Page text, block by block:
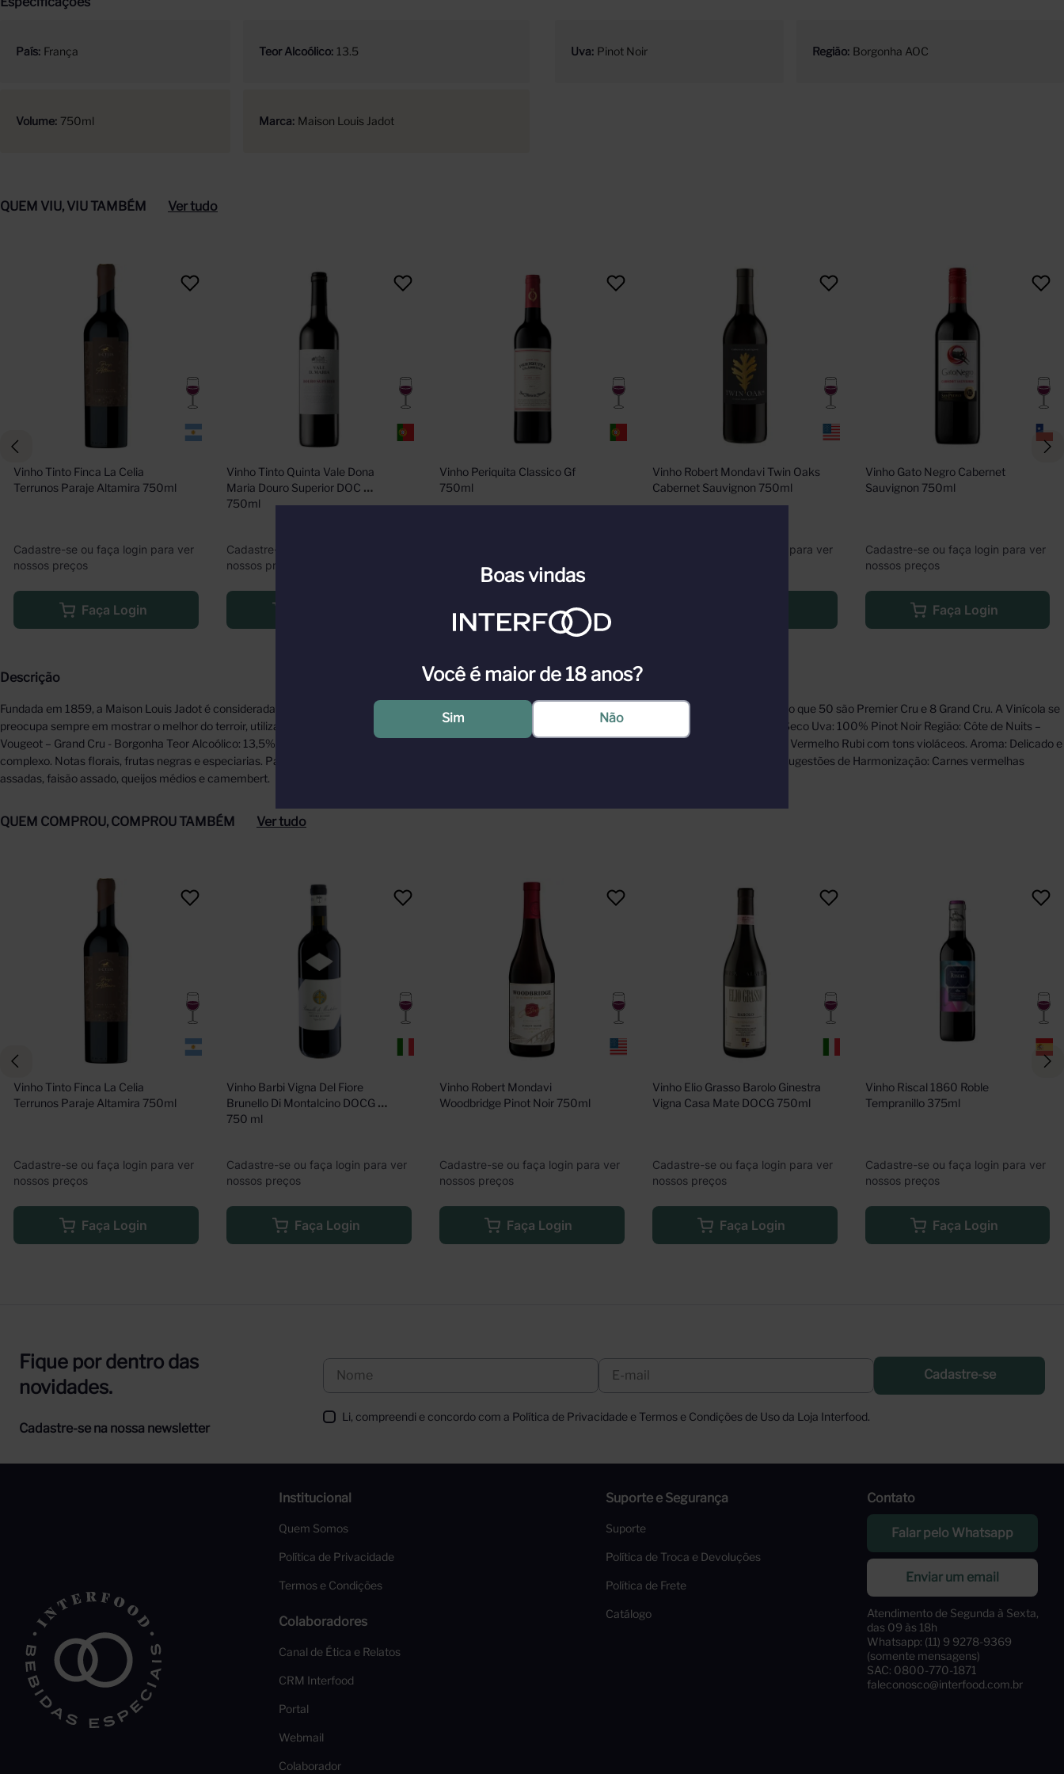
País França Teor Alcoólico 13.5 Uva Pinot Noir Região Borgonha AOC
Volume 750ml Marca Maison Louis Jadot
QUEM VIU, VIU TAMBÉM Ver tudo
Vinho Tinto Finca La Celia
Terrunos Paraje Altamira 750ml
Cadastre-se ou faça login para ver
nossos preços
Faça Login
Vinho Tinto Quinta Vale Dona
Maria Douro Superior DOC
750ml
Cadastre-se ou faça login para ver
nossos preços
Vinho Periquita Classico Gf
750ml
nossos preços
Faça Login
Vinho Robert Mondavi Twin Oaks
Cabernet Sauvignon 750ml
Cadastre-se ou faça login para ver
Vinho Gato Negro Cabernet
Sauvignon 750ml
Cadastre-se ou faça login para ver
nossos preços
Faça Login
Descrição
Fundada em 1859, a Maison Louis Jadot é considerada uma das melhores produtoras de vinho do mundo e a melhor da Borgonha. Possui 230 hectares, sendo que 50 são Premier Cru e 8 Grand Cru. A Vinícola se
preocupa sempre em mostrar o melhor do terroir, utilizando leveduras naturais presentes nas cascas das uvas como diferencial. Ficha Técnica Tipo: Tinto e Seco Uva: 100% Pinot Noir Região: Côte de Nuits –
Vougeot – Grand Cru - Borgonha Teor Alcoólico: 13,5% Amadurecimento: 18 meses em barricas de carvalho francês. Temperatura ideal: 16°C a 18°C Visual: Vermelho Rubi com tons violáceos. Aroma: Delicado e
complexo. Notas florais, frutas negras e especiarias. Paladar: Taninos delicados e macios com boa acidez. Persistência média, elegante. Corpo: Encorpado. Sugestões de Harmonização: Carnes vermelhas
assadas, faisão assado, queijos médios e camembert.
QUEM COMPROU, COMPROU TAMBÉM Ver tudo
Vinho Tinto Finca La Celia
Terrunos Paraje Altamira 750ml
Cadastre-se ou faça login para ver
nossos preços
Faça Login
Vinho Barbi Vigna Del Fiore
Brunello Di Montalcino DOCG
750 ml
Cadastre-se ou faça login para ver
nossos preços
Faça Login
Vinho Robert Mondavi
Woodbridge Pinot Noir 750ml
Cadastre-se ou faça login para ver
nossos preços
Faça Login
Vinho Elio Grasso Barolo Ginestra
Vigna Casa Mate DOCG 750ml
Cadastre-se ou faça login para ver
nossos preços
Faça Login
Vinho Riscal 1860 Roble
Tempranillo 375ml
Cadastre-se ou faça login para ver
nossos preços
Faça Login
Fique por dentro das
novidades.
Cadastre-se na nossa newsletter
Cadastre-se
Li, compreendi e concordo com a Política de Privacidade e Termos e Condições de Uso da Loja Interfood.
Institucional
Quem Somos
Política de Privacidade
Termos e Condições
Colaboradores
Canal de Ética e Relatos
CRM Interfood
Portal
Webmail
Colaborador
Suporte e Segurança
Suporte
Política de Troca e Devoluções
Política de Frete
Catálogo
Contato
Falar pelo Whatsapp
Enviar um email
Atendimento de Segunda à Sexta,
das 09 às 18h
Whatsapp: (11) 9 9278-9369
(somente mensagens)
SAC: 0800-770-1871
faleconosco@interfood.com.br
Boas vindas
Você é maior de 18 anos?
Sim Não